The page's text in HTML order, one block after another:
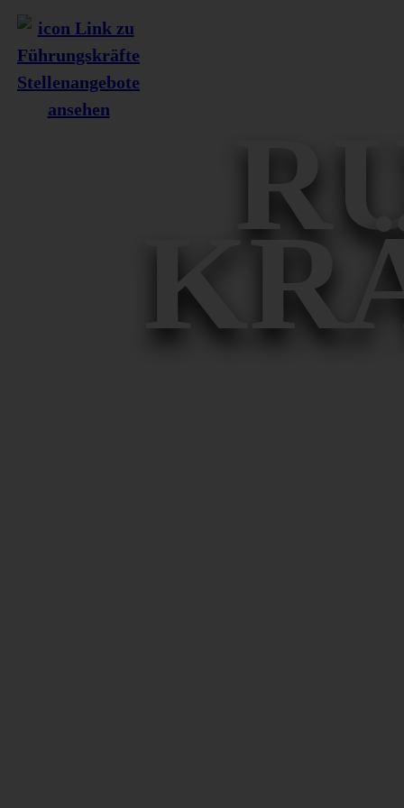
Stellenangebote
ansehen